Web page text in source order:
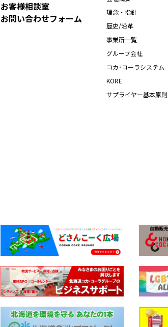
お客様相談室
お問い合わせフォーム
理念・指針
歴史/沿革
事業所一覧
グループ会社
コカ･コーラシステム
KORE
サプライヤー基本原則